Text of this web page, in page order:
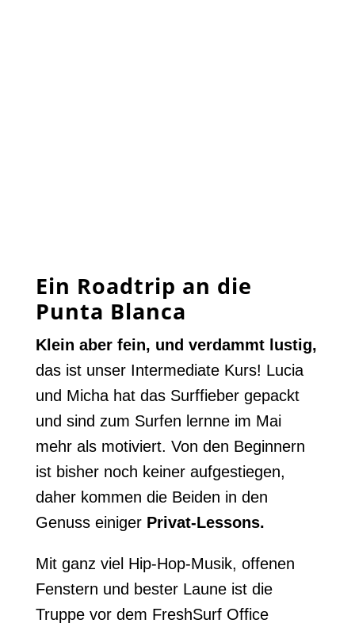
Ein Roadtrip an die
Punta Blanca
Klein aber fein, und verdammt lustig,
das ist unser Intermediate Kurs! Lucia
und Micha hat das Surffieber gepackt
und sind zum Surfen lernne im Mai
mehr als motiviert. Von den Beginnern
ist bisher noch keiner aufgestiegen,
daher kommen die Beiden in den
Genuss einiger Privat-Lessons.
Mit ganz viel Hip-Hop-Musik, offenen
Fenstern und bester Laune ist die
Truppe vor dem FreshSurf Office